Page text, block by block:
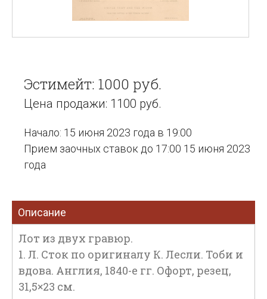
Эстимейт: 1000 руб.
Цена продажи: 1100 руб.
Начало: 15 июня 2023 года в 19:00
Прием заочных ставок до 17:00 15 июня 2023
года
Описание
Лот из двух гравюр.
1. Л. Сток по оригиналу К. Лесли. Тоби и
вдова. Англия, 1840-е гг. Офорт, резец,
31,5×23 см.